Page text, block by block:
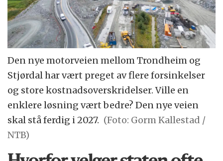
Den nye motorveien mellom Trondheim og
Stjørdal har vært preget av flere forsinkelser
og store kostnadsoverskridelser. Ville en
enklere løsning vært bedre? Den nye veien
skal stå ferdig i 2027. (Foto: Gorm Kallestad /
NTB)